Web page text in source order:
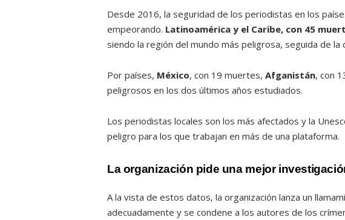
Desde 2016, la seguridad de los periodistas en los
empeorando. Latinoamérica y el Caribe, con 45
siendo la región del mundo más peligrosa, seguida de la
Por países, México, con 19 muertes, Afganistán, con
peligrosos en los dos últimos años estudiados.
Los periodistas locales son los más afectados y la
peligro para los que trabajan en más de una plataforma.
La organización pide una mejor
A la vista de estos datos, la organización lanza un
adecuadamente y se condene a los autores de los